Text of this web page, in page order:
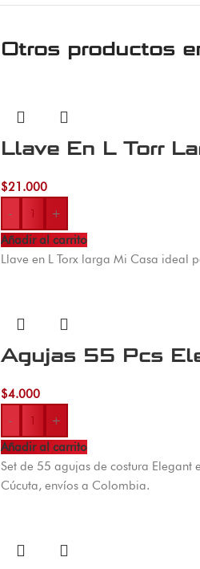
Otros productos
Llave En L Torr
$21.000
-
+
Añadir al carrito
Llave en L Torx larga Mi Casa ideal
Agujas 55 Pcs
$4.000
-
+
Añadir al carrito
Set de 55 agujas de costura Elegant
Cúcuta, envíos a Colombia.